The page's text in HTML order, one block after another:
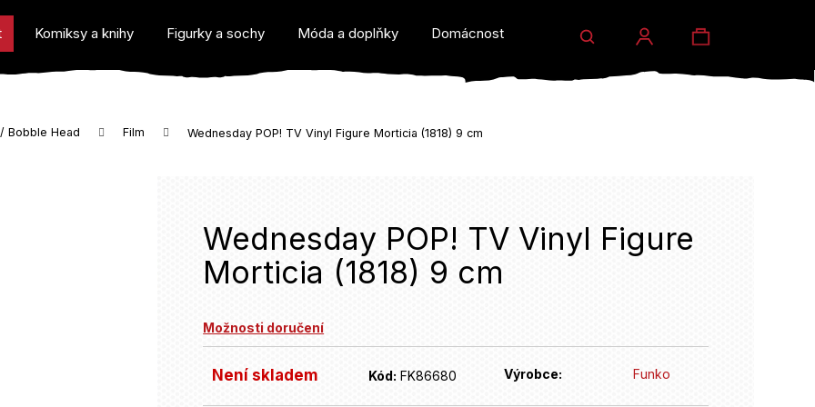
Komiksy a knihy Figurky a sochy Móda a doplňky Domácnost a dárky Prodejny Eventy
Hledat
Přihlášení
Nákupní
Bobble Head Film Wednesday POP! TV Vinyl Figure Morticia (1818) 9 cm
Wednesday POP! TV Vinyl Figure
Morticia (1818) 9 cm
Možnosti doručení
Není skladem Kód: FK86680 Výrobce: Funko